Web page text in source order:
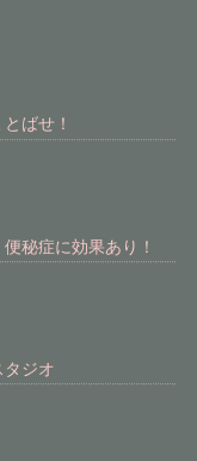
ばせ！
秘症に効果あり！
タジオ